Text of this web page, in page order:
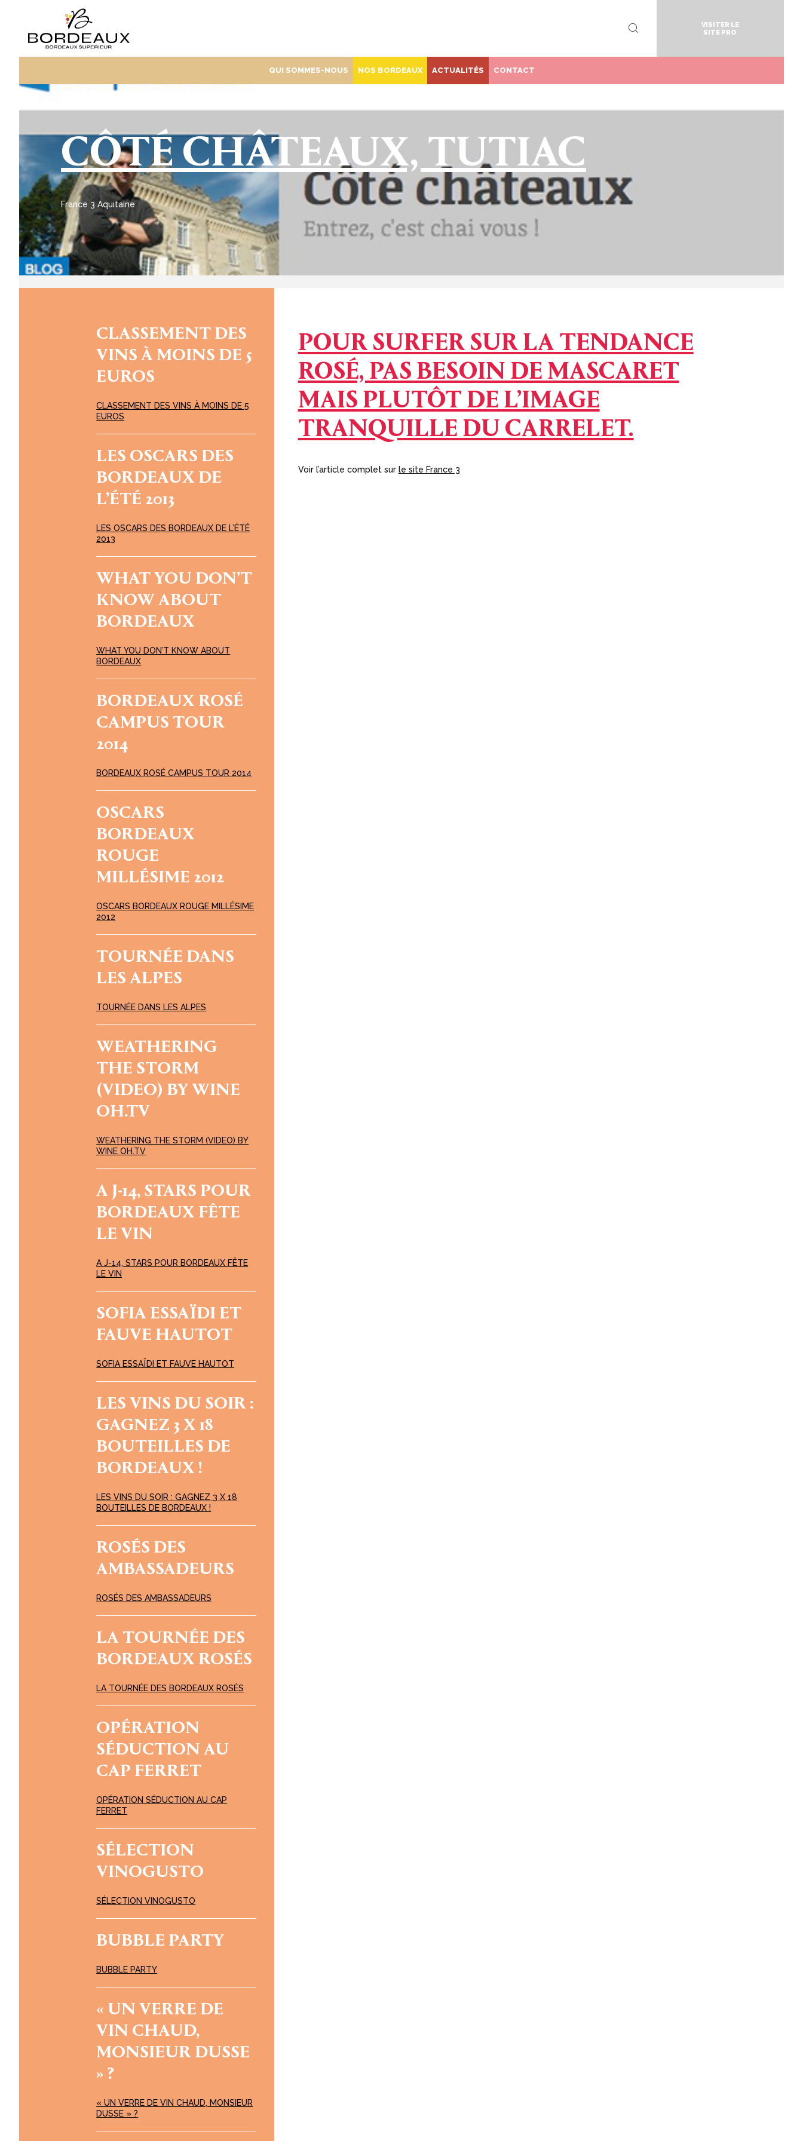
VISITER LE
SITE PRO
QUI SOMMES-NOUS NOS BORDEAUX ACTUALITÉS CONTACT
CÔTÉ CHÂTEAUX, TUTIAC
France 3 Aquitaine
CLASSEMENT DES
VINS À MOINS DE 5
EUROS
CLASSEMENT DES VINS À MOINS DE 5
EUROS
LES OSCARS DES
BORDEAUX DE
L’ÉTÉ 2013
LES OSCARS DES BORDEAUX DE L’ÉTÉ
2013
WHAT YOU DON’T
KNOW ABOUT
BORDEAUX
WHAT YOU DON’T KNOW ABOUT
BORDEAUX
BORDEAUX ROSÉ
CAMPUS TOUR
2014
BORDEAUX ROSÉ CAMPUS TOUR 2014
OSCARS
BORDEAUX
ROUGE
MILLÉSIME 2012
OSCARS BORDEAUX ROUGE MILLÉSIME
2012
TOURNÉE DANS
LES ALPES
TOURNÉE DANS LES ALPES
WEATHERING
THE STORM
(VIDEO) BY WINE
OH.TV
WEATHERING THE STORM (VIDEO) BY
WINE OH.TV
A J-14, STARS POUR
BORDEAUX FÊTE
LE VIN
A J-14, STARS POUR BORDEAUX FÊTE
LE VIN
SOFIA ESSAÏDI ET
FAUVE HAUTOT
SOFIA ESSAÏDI ET FAUVE HAUTOT
LES VINS DU SOIR :
GAGNEZ 3 X 18
BOUTEILLES DE
BORDEAUX !
LES VINS DU SOIR : GAGNEZ 3 X 18
BOUTEILLES DE BORDEAUX !
ROSÉS DES
AMBASSADEURS
ROSÉS DES AMBASSADEURS
LA TOURNÉE DES
BORDEAUX ROSÉS
LA TOURNÉE DES BORDEAUX ROSÉS
OPÉRATION
SÉDUCTION AU
CAP FERRET
OPÉRATION SÉDUCTION AU CAP
FERRET
SÉLECTION
VINOGUSTO
SÉLECTION VINOGUSTO
BUBBLE PARTY
BUBBLE PARTY
« UN VERRE DE
VIN CHAUD,
MONSIEUR DUSSE
» ?
« UN VERRE DE VIN CHAUD, MONSIEUR
DUSSE » ?
POUR SURFER SUR LA TENDANCE
ROSÉ, PAS BESOIN DE MASCARET
MAIS PLUTÔT DE L’IMAGE
TRANQUILLE DU CARRELET.
Voir l’article complet sur le site France 3